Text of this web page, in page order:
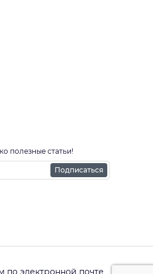
полезные статьи!
Подписаться